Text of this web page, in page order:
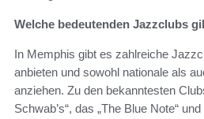
Welche bedeutenden Jazzclubs
In Memphis gibt es zahlreiche
anbieten und sowohl nationale als
anziehen. Zu den bekanntesten
Schwab’s“, das „The Blue Note“